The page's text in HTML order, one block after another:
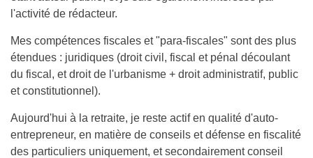
l'activité de rédacteur.
Mes compétences fiscales et "para-fiscales" sont des plus
étendues : juridiques (droit civil, fiscal et pénal découlant
du fiscal, et droit de l'urbanisme + droit administratif, public
et constitutionnel).
Aujourd'hui à la retraite, je reste actif en qualité d'auto-
entrepreneur, en matière de conseils et défense en fiscalité
des particuliers uniquement, et secondairement conseil